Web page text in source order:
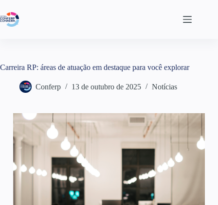
Carreira RP: áreas de atuação em destaque para você explorar
Conferp 13 de outubro de 2025 Notícias